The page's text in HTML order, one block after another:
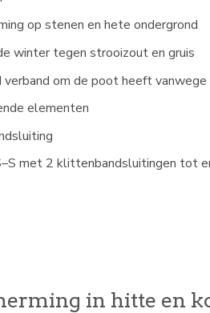
op stenen en hete ondergrond
winter tegen strooizout en gruis
verband om de poot heeft
elementen
met 2 klittenbandsluitingen tot
in hitte en